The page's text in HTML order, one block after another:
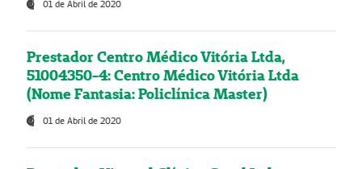
01 de Abril de 2020
Prestador Centro Médico Vitória Ltda,
51004350-4: Centro Médico Vitória Ltda
(Nome Fantasia: Policlínica Master)
01 de Abril de 2020